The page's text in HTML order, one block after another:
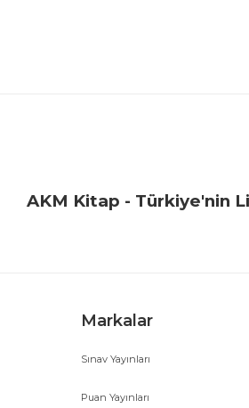
Yorum Yaz
AKM Kitap - Türkiye'nin
Markalar
Sınav Yayınları
Puan Yayınları